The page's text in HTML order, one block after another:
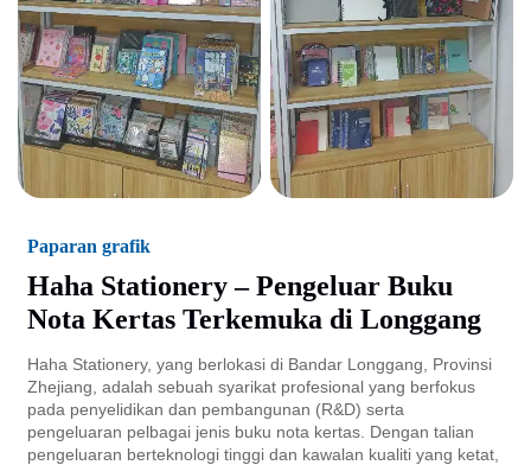
Hubungi Kami
Paparan grafik
Haha Stationery – Pengeluar Buku
Nota Kertas Terkemuka di Longgang
Haha Stationery, yang berlokasi di Bandar Longgang, Provinsi
Zhejiang, adalah sebuah syarikat profesional yang berfokus
pada penyelidikan dan pembangunan (R&D) serta
pengeluaran pelbagai jenis buku nota kertas. Dengan talian
pengeluaran berteknologi tinggi dan kawalan kualiti yang ketat,